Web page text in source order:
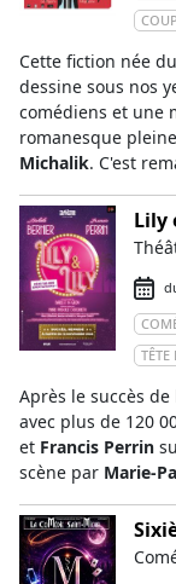
Cette fiction née
dessine sous nos
comédiens et une
romanesque
Michalik. C'est
Lily
TÊTE
Après le succès
avec plus de 120
et Francis Perrin
scène par Marie-